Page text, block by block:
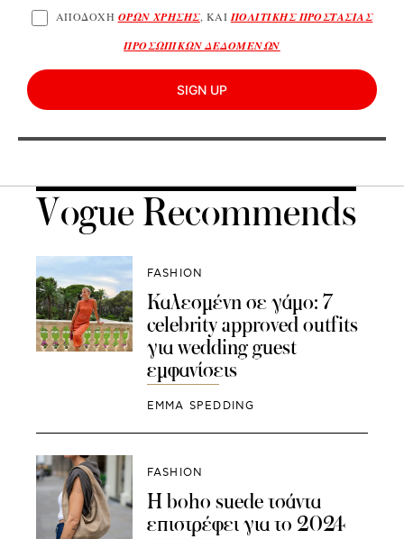
ΑΠΟΔΟΧΗ ΟΡΩΝ ΧΡΗΣΗΣ, ΚΑΙ ΠΟΛΙΤΙΚΗΣ ΠΡΟΣΤΑΣΙΑΣ
ΠΡΟΣΩΠΙΚΩΝ ΔΕΔΟΜΕΝΩΝ
SIGN UP
Vogue Recommends
FASHION
Καλεσμένη σε γάμο: 7
celebrity approved outfits
για wedding guest
εμφανίσεις
EMMA SPEDDING
FASHION
Η boho suede τσάντα
επιστρέφει για το 2024